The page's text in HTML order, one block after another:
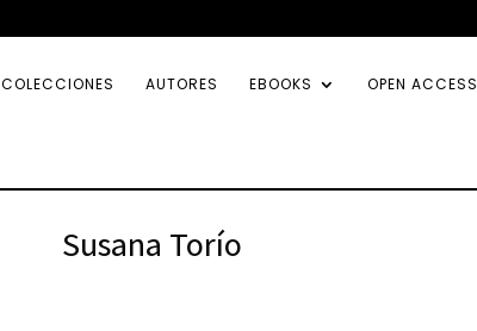
COLECCIONES AUTORES EBOOKS OPEN ACCESS
Susana Torío